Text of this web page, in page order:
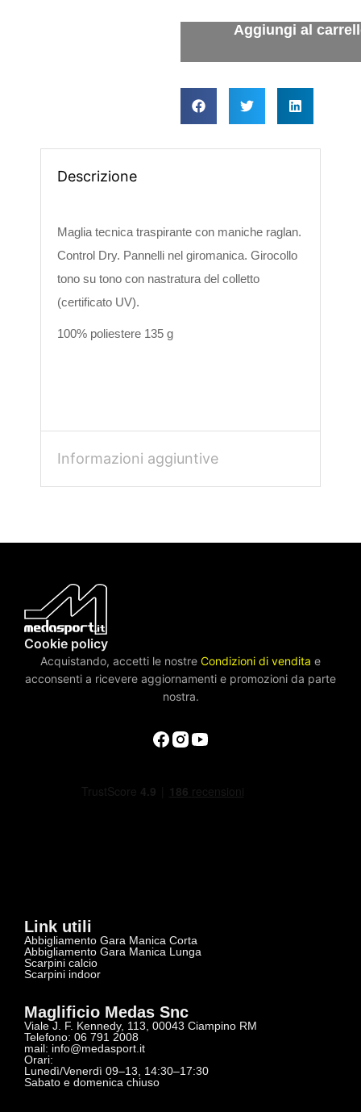
Descrizione
Maglia tecnica traspirante con maniche raglan.
Control Dry. Pannelli nel giromanica. Girocollo
tono su tono con nastratura del colletto
(certificato UV).
100% poliestere 135 g
Informazioni aggiuntive
Cookie policy
Acquistando, accetti le nostre Condizioni di vendita e
acconsenti a ricevere aggiornamenti e promozioni da parte
nostra.
Link utili
Abbigliamento Gara Manica Corta
Abbigliamento Gara Manica Lunga
Scarpini calcio
Scarpini indoor
Maglificio Medas Snc
Viale J. F. Kennedy, 113, 00043 Ciampino RM
Telefono: 06 791 2008
mail: info@medasport.it
Orari:
Lunedì/Venerdì 09–13, 14:30–17:30
Sabato e domenica chiuso